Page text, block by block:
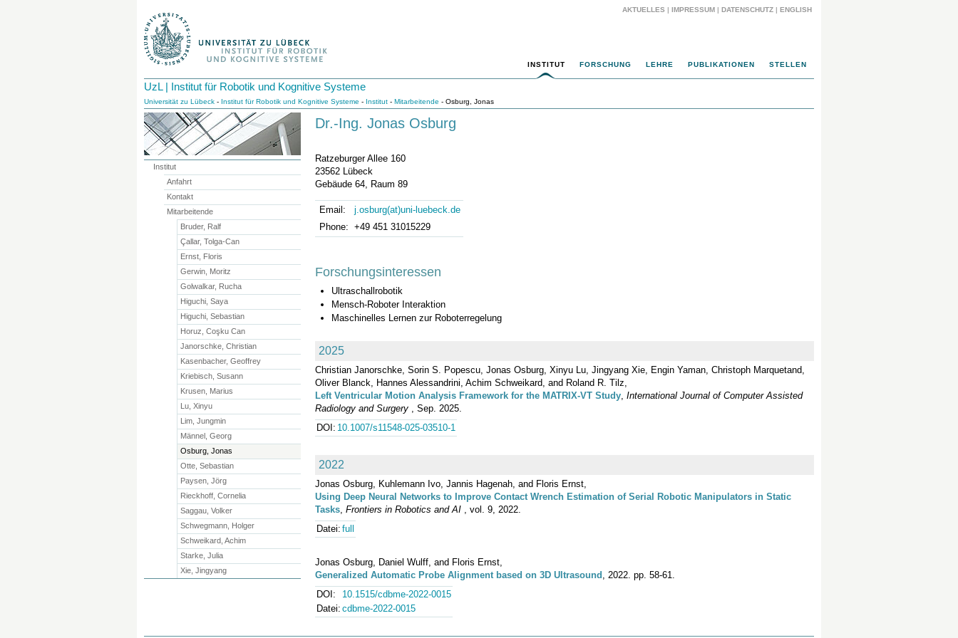
AKTUELLES | IMPRESSUM | DATENSCHUTZ | ENGLISH
INSTITUT FORSCHUNG LEHRE PUBLIKATIONEN STELLEN
UzL | Institut für Robotik und Kognitive Systeme
Universität zu Lübeck - Institut für Robotik und Kognitive Systeme - Institut - Mitarbeitende - Osburg, Jonas
Dr.-Ing. Jonas Osburg
Ratzeburger Allee 160
23562 Lübeck
Gebäude 64, Raum 89
Email:
j.osburg(at)uni-luebeck.de
Phone: +49 451 31015229
Forschungsinteressen
Ultraschallrobotik
Mensch-Roboter Interaktion
Maschinelles Lernen zur Roboterregelung
2025
Christian Janorschke, Sorin S. Popescu, Jonas Osburg, Xinyu Lu, Jingyang Xie, Engin Yaman, Christoph Marquetand,
Oliver Blanck, Hannes Alessandrini, Achim Schweikard, and Roland R. Tilz,
Left Ventricular Motion Analysis Framework for the MATRIX-VT Study, International Journal of Computer Assisted
Radiology and Surgery , Sep. 2025.
DOI: 10.1007/s11548-025-03510-1
2022
Jonas Osburg, Kuhlemann Ivo, Jannis Hagenah, and Floris Ernst,
Using Deep Neural Networks to Improve Contact Wrench Estimation of Serial Robotic Manipulators in Static
Tasks, Frontiers in Robotics and AI , vol. 9, 2022.
Datei: full
Jonas Osburg, Daniel Wulff, and Floris Ernst,
Generalized Automatic Probe Alignment based on 3D Ultrasound , 2022. pp. 58-61.
DOI:
10.1515/cdbme-2022-0015
Datei: cdbme-2022-0015
Institut
Anfahrt
Kontakt
Mitarbeitende
Bruder, Ralf
Çallar, Tolga-Can
Ernst, Floris
Gerwin, Moritz
Golwalkar, Rucha
Higuchi, Saya
Higuchi, Sebastian
Horuz, Coşku Can
Janorschke, Christian
Kasenbacher, Geoffrey
Kriebisch, Susann
Krusen, Marius
Lu, Xinyu
Lim, Jungmin
Männel, Georg
Osburg, Jonas
Otte, Sebastian
Paysen, Jörg
Rieckhoff, Cornelia
Saggau, Volker
Schwegmann, Holger
Schweikard, Achim
Starke, Julia
Xie, Jingyang